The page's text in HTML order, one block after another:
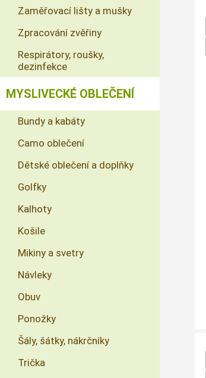
Zaměřovací lišty a mušky
Zpracování zvěřiny
Respirátory, roušky,
dezinfekce
MYSLIVECKÉ OBLEČENÍ
Bundy a kabáty
Camo oblečení
Dětské oblečení a doplňky
Golfky
Kalhoty
Košile
Mikiny a svetry
Návleky
Obuv
Ponožky
Šály, šátky, nákrčníky
Trička